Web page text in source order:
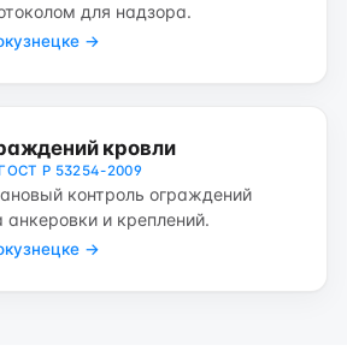
для надзора.
→
кровли
Р 53254-2009
контроль ограждений
анкеровки и креплений.
→